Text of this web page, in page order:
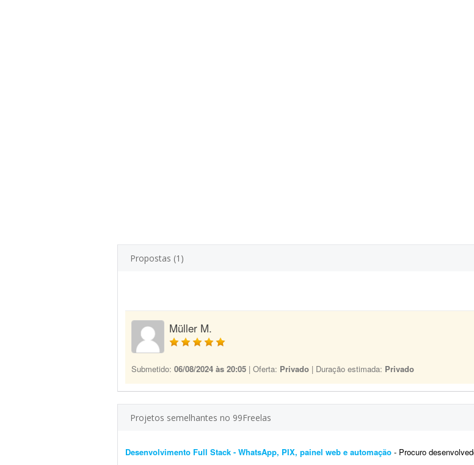
Propostas (1)
Müller M.
Submetido: 06/08/2024 às 20:05 | Oferta: Privado | Duração estimada: Privado
Projetos semelhantes no 99Freelas
Desenvolvimento Full Stack - WhatsApp, PIX, painel web e automação - Procuro desenvolvedor Full Stack para